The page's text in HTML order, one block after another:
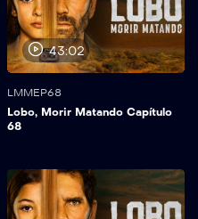
43:02
LMMEP68
Lobo, Morir Matando Capítulo
68